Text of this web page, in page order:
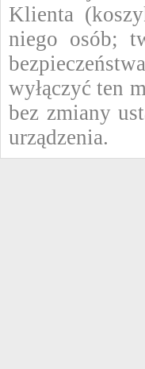
Klienta
niego osób;
wyłączyć ten
bez zmiany
urządzenia.